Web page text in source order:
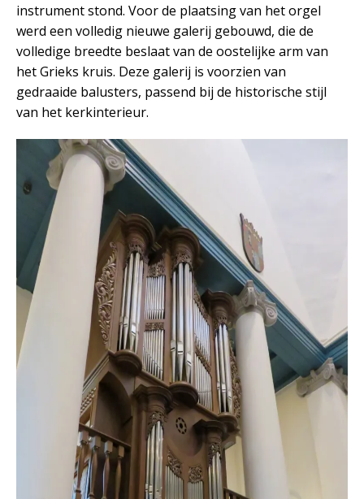
instrument stond. Voor de plaatsing van het orgel
werd een volledig nieuwe galerij gebouwd, die de
volledige breedte beslaat van de oostelijke arm van
het Grieks kruis. Deze galerij is voorzien van
gedraaide balusters, passend bij de historische stijl
van het kerkinterieur.